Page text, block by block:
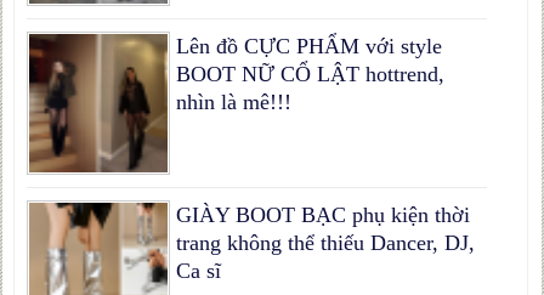
Lên đồ CỰC PHẨM với style
BOOT NỮ CỔ LẬT hottrend,
nhìn là mê!!!
GIÀY BOOT BẠC phụ kiện thời
trang không thể thiếu Dancer, DJ,
Ca sĩ